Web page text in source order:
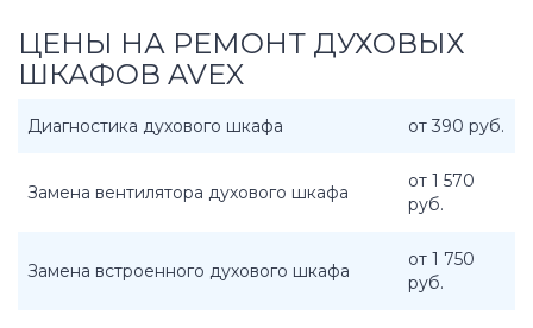
ЦЕНЫ НА РЕМОНТ ДУХОВЫХ
ШКАФОВ AVEX
Диагностика духового шкафа от 390 руб.
Замена вентилятора духового шкафа
от 1 570
руб.
Замена встроенного духового шкафа
от 1 750
руб.